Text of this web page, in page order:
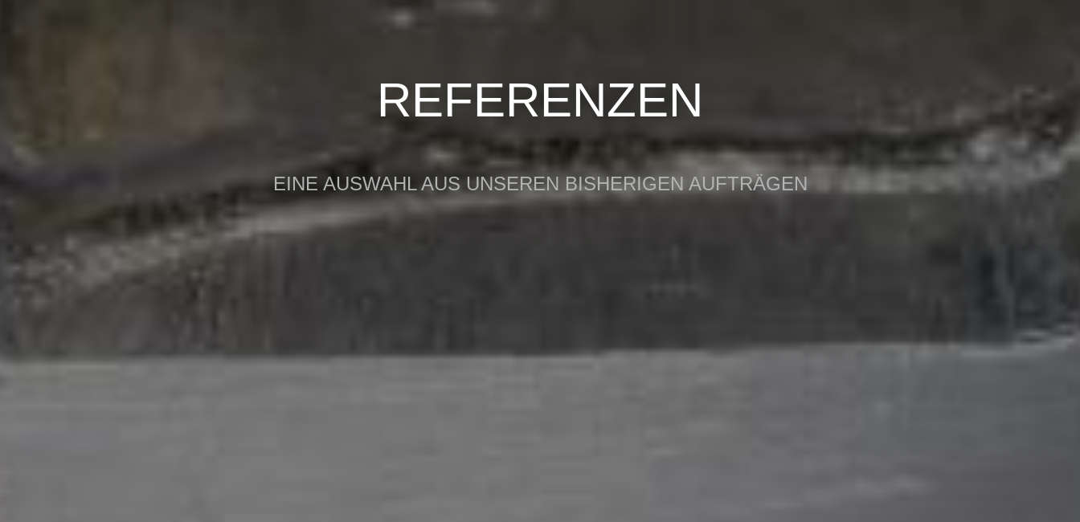
REFERENZEN
EINE AUSWAHL AUS UNSEREN BISHERIGEN AUFTRÄGEN